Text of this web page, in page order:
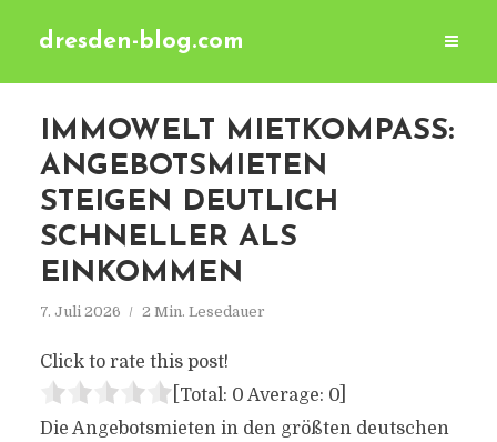
dresden-blog.com
IMMOWELT MIETKOMPASS:
ANGEBOTSMIETEN
STEIGEN DEUTLICH
SCHNELLER ALS
EINKOMMEN
7. Juli 2026 2 Min. Lesedauer
Click to rate this post!
[Total: 0 Average: 0]
Die Angebotsmieten in den größten deutschen